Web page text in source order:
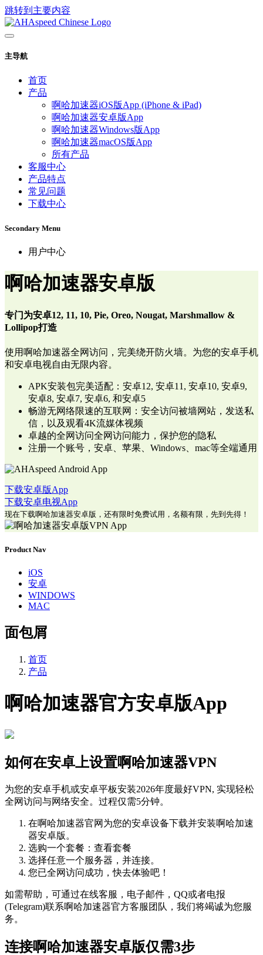
跳转到主要内容
主导航
首页
产品
啊哈加速器iOS版App (iPhone & iPad)
啊哈加速器安卓版App
啊哈加速器Windows版App
啊哈加速器macOS版App
所有产品
客服中心
产品特点
常见问题
下载中心
Secondary Menu
用户中心
啊哈加速器安卓版
专门为安卓12, 11, 10, Pie, Oreo, Nougat, Marshmallow &
Lollipop打造
使用啊哈加速器全网访问，完美绕开防火墙。为您的安卓手机
和安卓电视自由无限内容。
APK安装包完美适配：安卓12, 安卓11, 安卓10, 安卓9,
安卓8, 安卓7, 安卓6, 和安卓5
畅游无网络限速的互联网：安全访问被墙网站，发送私
信，以及观看4K流媒体视频
卓越的全网访问全网访问能力，保护您的隐私
注册一个账号，安卓、苹果、Windows、mac等全端通用
下载安卓版App
下载安卓电视App
现在下载啊哈加速器安卓版，还有限时免费试用，名额有限，先到先得！
Product Nav
iOS
安卓
WINDOWS
MAC
面包屑
首页
产品
啊哈加速器官方安卓版App
如何在安卓上设置啊哈加速器VPN
为您的安卓手机或安卓平板安装2026年度最好VPN, 实现轻松
全网访问与网络安全。过程仅需5分钟。
在啊哈加速器官网为您的安卓设备下载并安装啊哈加速
器安卓版。
选购一个套餐：查看套餐
选择任意一个服务器，并连接。
您已全网访问成功，快去体验吧！
如需帮助，可通过在线客服，电子邮件，QQ或者电报
(Telegram)联系啊哈加速器官方客服团队，我们将竭诚为您服
务。
连接啊哈加速器安卓版仅需3步